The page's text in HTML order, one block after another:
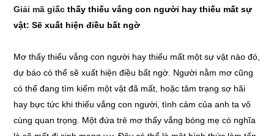
Giải mã giấcthấy thiếu vắng con người hay thiếu mất sự
vật: Sẽ xuất hiện điều bất ngờ
Mơ thấy thiếu vắng con người hay thiếu mất một sự vật nào đó,
dự báo có thể sẽ xuất hiện điều bất ngờ. Người nằm mơ cũng
có thể đang tìm kiếm một vật đã mất, hoặc tâm trạng sợ hãi
hay bực tức khi thiếu vắng con người, tình cảm của anh ta vô
cùng quan trọng. Một đứa trẻ mơ thấy vắng bóng mẹ có nghĩa